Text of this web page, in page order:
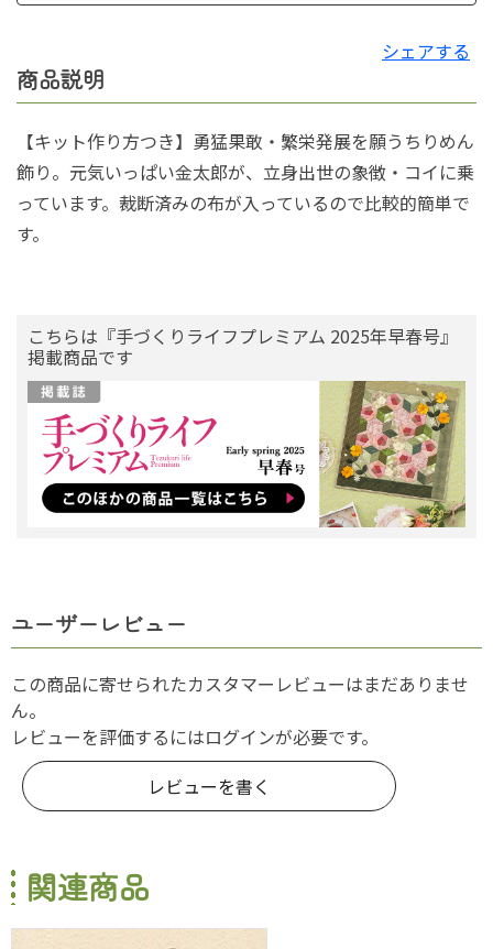
シェアする
商品説明
【キット作り方つき】勇猛果敢・繁栄発展を願うちりめん
飾り。元気いっぱい金太郎が、立身出世の象徴・コイに乗
っています。裁断済みの布が入っているので比較的簡単で
す。
こちらは『手づくりライフプレミアム 2025年早春号』
掲載商品です
ユーザーレビュー
この商品に寄せられたカスタマーレビューはまだありませ
ん。
レビューを評価するにはログインが必要です。
レビューを書く
関連商品